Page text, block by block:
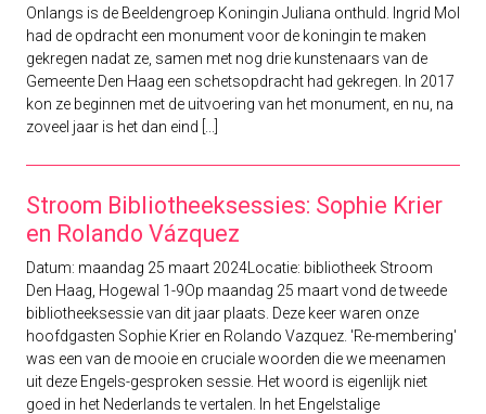
Onlangs is de Beeldengroep Koningin Juliana onthuld. Ingrid Mol
had de opdracht een monument voor de koningin te maken
gekregen nadat ze, samen met nog drie kunstenaars van de
Gemeente Den Haag een schetsopdracht had gekregen. In 2017
kon ze beginnen met de uitvoering van het monument, en nu, na
zoveel jaar is het dan eind [...]
Stroom Bibliotheeksessies: Sophie Krier
en Rolando Vázquez
Datum: maandag 25 maart 2024Locatie: bibliotheek Stroom
Den Haag, Hogewal 1-9Op maandag 25 maart vond de tweede
bibliotheeksessie van dit jaar plaats. Deze keer waren onze
hoofdgasten Sophie Krier en Rolando Vazquez. 'Re-membering'
was een van de mooie en cruciale woorden die we meenamen
uit deze Engels-gesproken sessie. Het woord is eigenlijk niet
goed in het Nederlands te vertalen. In het Engelstalige